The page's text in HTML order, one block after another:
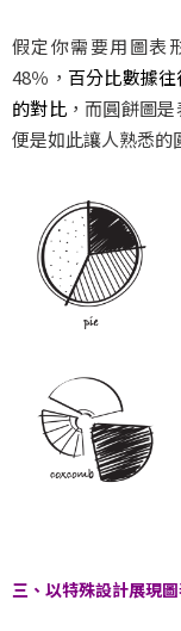
假定你需要用圖表
48％， 百分比數據
的對比，而圓餅圖
便是如此讓人熟悉的
三、以特殊設計展現圖